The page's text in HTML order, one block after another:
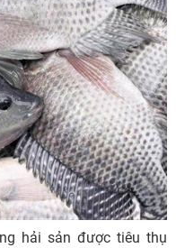
hải sản được tiêu thụ